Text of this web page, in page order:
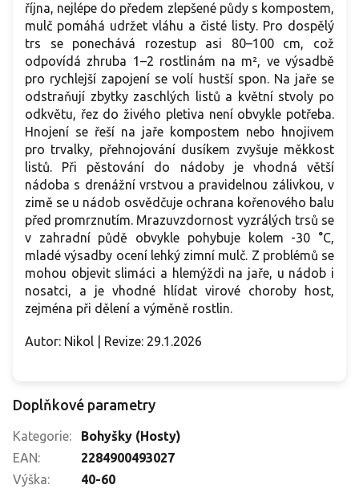
října, nejlépe do předem zlepšené půdy s kompostem,
mulč pomáhá udržet vláhu a čisté listy. Pro dospělý
trs se ponechává rozestup asi 80–100 cm, což
odpovídá zhruba 1–2 rostlinám na m², ve výsadbě
pro rychlejší zapojení se volí hustší spon. Na jaře se
odstraňují zbytky zaschlých listů a květní stvoly po
odkvětu, řez do živého pletiva není obvykle potřeba.
Hnojení se řeší na jaře kompostem nebo hnojivem
pro trvalky, přehnojování dusíkem zvyšuje měkkost
listů. Při pěstování do nádoby je vhodná větší
nádoba s drenážní vrstvou a pravidelnou zálivkou, v
zimě se u nádob osvědčuje ochrana kořenového balu
před promrznutím. Mrazuvzdornost vyzrálých trsů se
v zahradní půdě obvykle pohybuje kolem -30 °C,
mladé výsadby ocení lehký zimní mulč. Z problémů se
mohou objevit slimáci a hlemýždi na jaře, u nádob i
nosatci, a je vhodné hlídat virové choroby host,
zejména při dělení a výměně rostlin.
Autor: Nikol | Revize: 29.1.2026
Doplňkové parametry
Kategorie:
Bohyšky (Hosty)
EAN:
2284900493027
Výška:
40-60